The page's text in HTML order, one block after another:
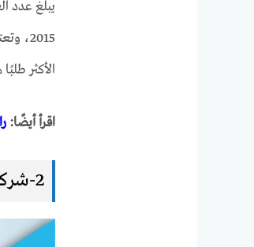
2015،
الأكثر
اقرأ أيضًا:
2-شركة